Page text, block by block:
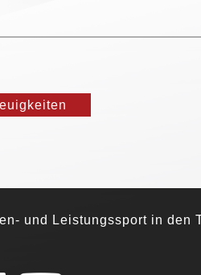
und Leistungssport in den